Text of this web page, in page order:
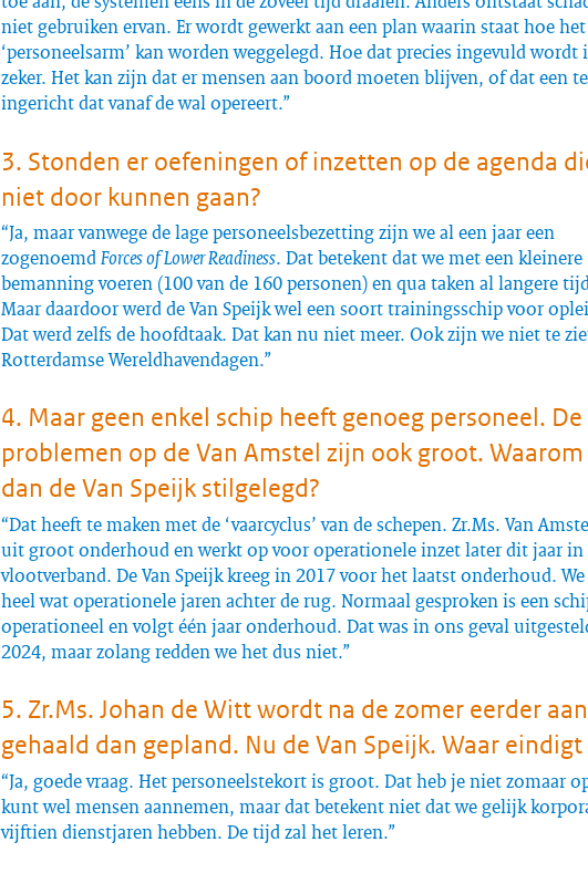
niet gebruiken ervan. Er wordt gewerkt aan een plan waarin staat hoe
‘personeelsarm’ kan worden weggelegd. Hoe dat precies ingevuld
zeker. Het kan zijn dat er mensen aan boord moeten blijven, of dat een
ingericht dat vanaf de wal opereert.”
3. Stonden er oefeningen of inzetten op de agenda
niet door kunnen gaan?
“Ja, maar vanwege de lage personeelsbezetting zijn we al een jaar een
zogenoemd Forces of Lower Readiness. Dat betekent dat we met een kleinere
bemanning voeren (100 van de 160 personen) en qua taken al langere
Maar daardoor werd de Van Speijk wel een soort trainingsschip voor
Dat werd zelfs de hoofdtaak. Dat kan nu niet meer. Ook zijn we niet te
Rotterdamse Wereldhavendagen.”
4. Maar geen enkel schip heeft genoeg personeel. De
problemen op de Van Amstel zijn ook groot.
dan de Van Speijk stilgelegd?
“Dat heeft te maken met de ‘vaarcyclus’ van de schepen. Zr.Ms. Van
uit groot onderhoud en werkt op voor operationele inzet later dit jaar in
vlootverband. De Van Speijk kreeg in 2017 voor het laatst onderhoud.
heel wat operationele jaren achter de rug. Normaal gesproken is een
operationeel en volgt één jaar onderhoud. Dat was in ons geval
2024, maar zolang redden we het dus niet.”
5. Zr.Ms. Johan de Witt wordt na de zomer eerder
gehaald dan gepland. Nu de Van Speijk. Waar
“Ja, goede vraag. Het personeelstekort is groot. Dat heb je niet zomaar
kunt wel mensen aannemen, maar dat betekent niet dat we gelijk
vijftien dienstjaren hebben. De tijd zal het leren.”